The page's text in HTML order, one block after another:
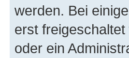
werden. Bei
erst
oder ein